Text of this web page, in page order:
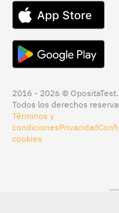
2016 - 2026 © OpositaTest.
Todos los derechos
Términos y
condicionesPrivacidad
cookies